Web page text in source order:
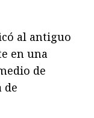
al antiguo
en una
de
de